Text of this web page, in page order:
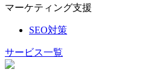
マーケティング支援
SEO対策
サービス一覧